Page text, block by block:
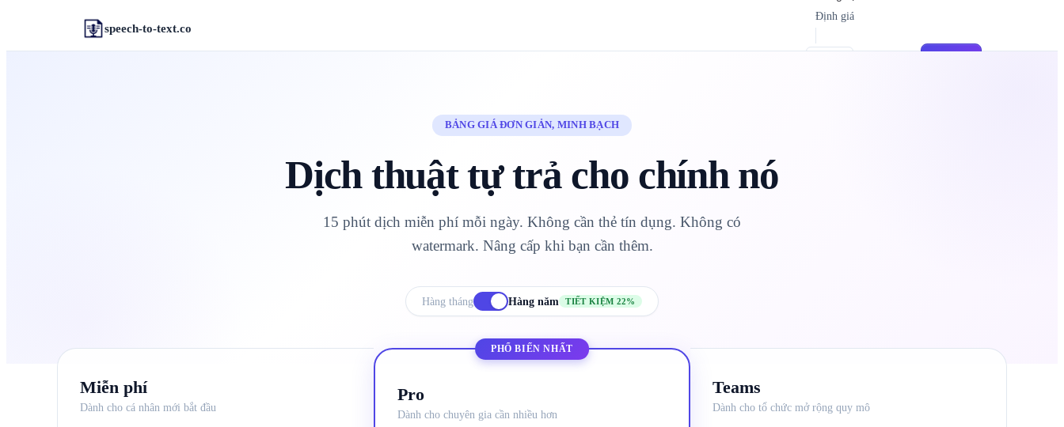
speech-to-text.co
Định giá
BẢNG GIÁ ĐƠN GIẢN, MINH BẠCH
Dịch thuật tự trả cho chính nó
15 phút dịch miễn phí mỗi ngày. Không cần thẻ tín dụng. Không có
watermark. Nâng cấp khi bạn cần thêm.
Hàng tháng Hàng năm TIẾT KIỆM 22%
Miễn phí
Dành cho cá nhân mới bắt đầu
PHỔ BIẾN NHẤT
Pro
Dành cho chuyên gia cần nhiều hơn
Teams
Dành cho tổ chức mở rộng quy mô